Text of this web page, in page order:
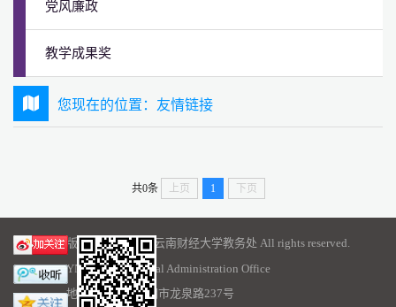
党风廉政
教学成果奖
您现在的位置： 友情链接
共0条 上页 1 下页
版权所有 © 2016 云南财经大学教务处 All rights reserved.
YNUFE Educational Administration Office
地址：云南省昆明市龙泉路237号